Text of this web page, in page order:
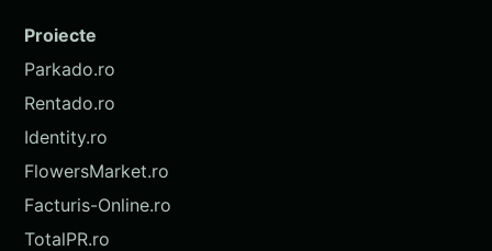
Proiecte
Parkado.ro
Rentado.ro
Identity.ro
FlowersMarket.ro
Facturis-Online.ro
TotalPR.ro